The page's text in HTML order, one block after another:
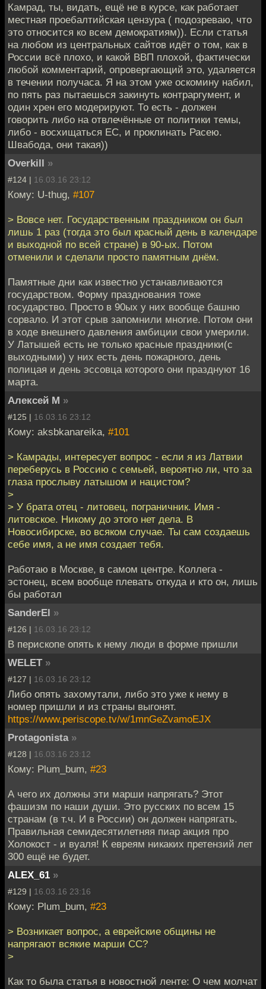
Камрад, ты, видать, ещё не в курсе, как работает
местная проебалтийская цензура ( подозреваю, что
это относится ко всем демократиям)). Если статья
на любом из центральных сайтов идёт о том, как в
России всё плохо, и какой ВВП плохой, фактически
любой комментарий, опровергающий это, удаляется
в течении получаса. Я на этом уже оскомину набил,
по пять раз пытаешься закинуть контраргумент, и
один хрен его модерируют. То есть - должен
говорить либо на отвлечённые от политики темы,
либо - восхищаться ЕС, и проклинать Расею.
Швабода, они такая))
Overkill »
#124 | 16.03.16 23:12
Кому: U-thug, #107
> Вовсе нет. Государственным праздником он был
лишь 1 раз (тогда это был красный день в календаре
и выходной по всей стране) в 90-ых. Потом
отменили и сделали просто памятным днём.
Памятные дни как известно устанавливаются
государством. Форму празднования тоже
государство. Просто в 90ых у них вoобще башню
сорвало. И этот срыв запомнили многие. Потом они
в ходе внешнего давления амбиции свои умерили.
У Латышей есть не только красные праздники(с
выходными) у них есть день пожарного, день
полицая и день эссовца которого они празднуют 16
марта.
Алексей М »
#125 | 16.03.16 23:12
Кому: aksbkanareika, #101
> Камрады, интересует вопрос - если я из Латвии
переберусь в Россию с семьей, вероятно ли, что за
глаза прослыву латышом и нацистом?
>
> У брата отец - литовец, пограничник. Имя -
литовское. Никому до этого нет дела. В
Новосибирске, во всяком случае. Ты сам создаешь
себе имя, а не имя создает тебя.
Работаю в Москве, в самом центре. Коллега -
эстонец, всем вообще плевать откуда и кто он, лишь
бы работал
SanderEl »
#126 | 16.03.16 23:12
В перископе опять к нему люди в форме пришли
WELET »
#127 | 16.03.16 23:12
Либо опять захомутали, либо это уже к нему в
номер пришли и из страны выгонят.
https://www.periscope.tv/w/1mnGeZvamoEJX
Protagonista »
#128 | 16.03.16 23:12
Кому: Plum_bum, #23
А чего их должны эти марши напрягать? Этот
фашизм по наши души. Это русских по всем 15
странам (в т.ч. И в России) он должен напрягать.
Правильная семидесятилетняя пиар акция про
Холокост - и вуаля! К евреям никаких претензий лет
300 ещё не будет.
ALEX_61 »
#129 | 16.03.16 23:16
Кому: Plum_bum, #23
> Возникает вопрос, а еврейские общины не
напрягают всякие марши СС?
>
Как то была статья в новостной ленте: О чем молчат